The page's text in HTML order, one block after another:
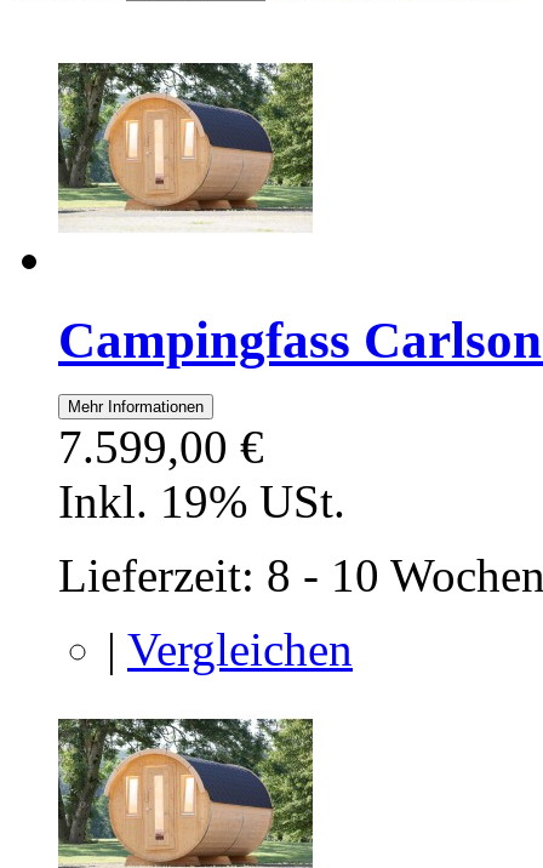
Campingfass
Mehr Informationen
7.599,00 €
Inkl. 19% USt.
Lieferzeit: 8 - 10
| Vergleichen